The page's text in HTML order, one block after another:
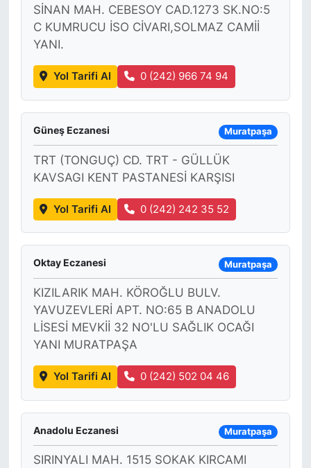
SİNAN MAH. CEBESOY CAD.1273 SK.NO:5
C KUMRUCU İSO CİVARI,SOLMAZ CAMİİ
YANI.
Yol Tarifi Al 0 (242) 966 74 94
Güneş Eczanesi Muratpaşa
TRT (TONGUÇ) CD. TRT - GÜLLÜK
KAVSAGI KENT PASTANESİ KARŞISI
Yol Tarifi Al 0 (242) 242 35 52
Oktay Eczanesi Muratpaşa
KIZILARIK MAH. KÖROĞLU BULV.
YAVUZEVLERİ APT. NO:65 B ANADOLU
LİSESİ MEVKİİ 32 NO'LU SAĞLIK OCAĞI
YANI MURATPAŞA
Yol Tarifi Al 0 (242) 502 04 46
Anadolu Eczanesi Muratpaşa
SIRINYALI MAH. 1515 SOKAK KIRCAMI